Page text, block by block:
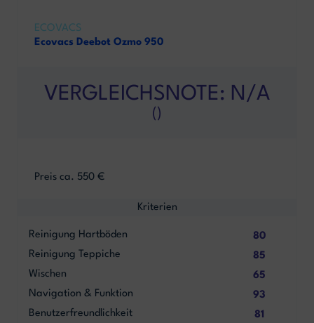
ECOVACS
Ecovacs Deebot Ozmo 950
VERGLEICHSNOTE: N/A
()
Preis ca. 550 €
Kriterien
Reinigung Hartböden
80
Reinigung Teppiche
85
Wischen
65
Navigation & Funktion
93
Benutzerfreundlichkeit
81